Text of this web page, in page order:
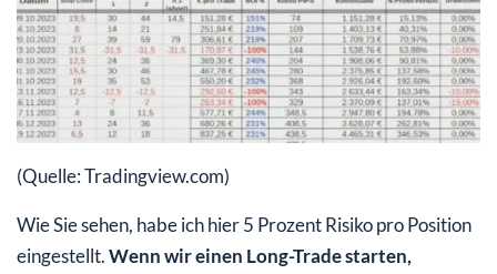
(Quelle: Tradingview.com)
Wie Sie sehen, habe ich hier 5 Prozent Risiko pro Position
eingestellt.Wenn wir einen Long-Trade starten,